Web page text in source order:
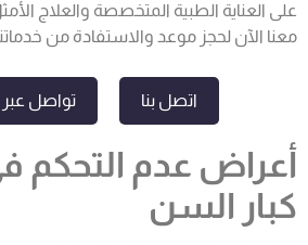
على العناية الطبية المتخصصة والعلاج
معنا الآن لحجز موعد والاستفادة من
اتصل بنا تواصل عبر
أعراض عدم التحكم
كبار السن